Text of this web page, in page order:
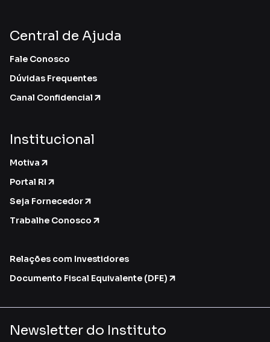
Central de Ajuda
Fale Conosco
Dúvidas Frequentes
Canal Confidencial
Institucional
Motiva
Portal RI
Seja Fornecedor
Trabalhe Conosco
Relações com Investidores
Documento Fiscal Equivalente (DFE)
Newsletter do Instituto